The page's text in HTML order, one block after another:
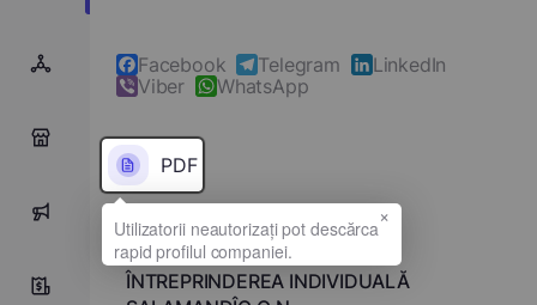
0
Facebook Telegram
LinkedIn
Viber
WhatsApp
PDF
Denumirea completă
ÎNTREPRINDEREA INDIVIDUALĂ
×